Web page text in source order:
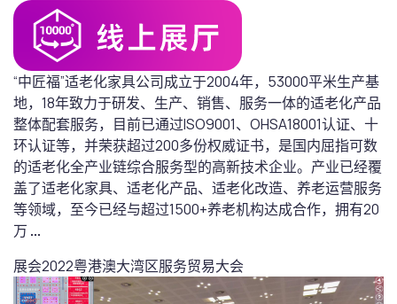
“中匠福”适老化家具公司成立于2004年，53000平米生产基
地，18年致力于研发、生产、销售、服务一体的适老化产品
整体配套服务，目前已通过ISO9001、OHSA18001认证、十
环认证等，并荣获超过200多份权威证书，是国内屈指可数
的适老化全产业链综合服务型的高新技术企业。产业已经覆
盖了适老化家具、适老化产品、适老化改造、养老运营服务
等领域，至今已经与超过1500+养老机构达成合作，拥有20
万 ...
展会2022粤港澳大湾区服务贸易大会